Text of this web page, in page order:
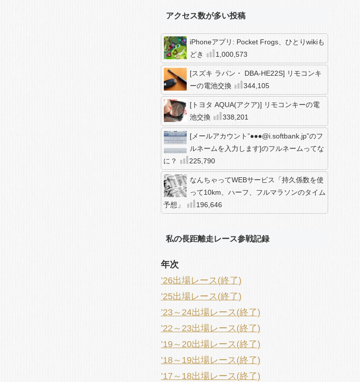
アクセス数が多い投稿
iPhoneアプリ: Pocket Frogs、ひとりwikiも
どき
1,000,573
[スズキ ラパン・ DBA-HE22S] リモコンキ
ーの電池交換
344,105
[トヨタ AQUA(アクア)] リモコンキーの電
池交換
338,201
[メールアカウント”●●●@i.softbank.jp”のフ
ルネームを入力します]のフルネームってな
に？
225,790
なんちゃってWEBサービス「持久係数を使
って10km、ハーフ、フルマラソンのタイム
予想」
196,646
私の長距離走レース参戦記録
年次
’26出場レース(終了)
’25出場レース(終了)
’23～24出場レース(終了)
’22～23出場レース(終了)
’19～20出場レース(終了)
’18～19出場レース(終了)
’17～18出場レース(終了)